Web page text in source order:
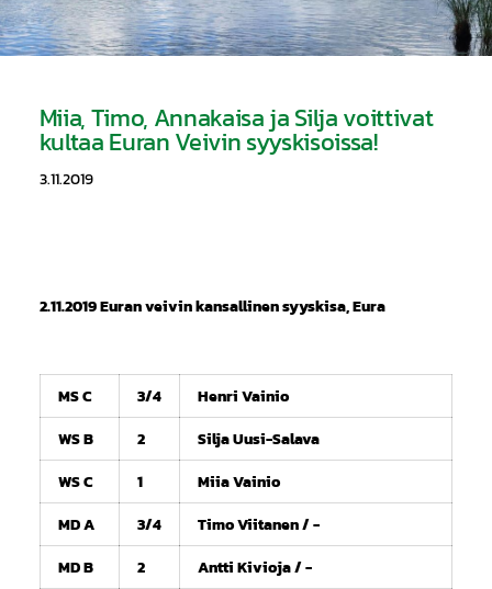
Miia, Timo, Annakaisa ja Silja voittivat
kultaa Euran Veivin syyskisoissa!
3.11.2019
2.11.2019 Euran veivin kansallinen syyskisa, Eura
MS C 3/4
Henri Vainio
WS B
2
Silja Uusi-Salava
WS C
1
Miia Vainio
MD A
3/4
Timo Viitanen / -
MD B
2
Antti Kivioja / -